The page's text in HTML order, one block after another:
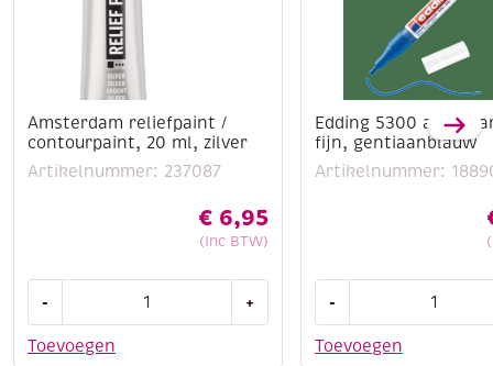
Amsterdam reliefpaint /
contourpaint, 20 ml, zilver
Artikelnummer: 237087
€ 6,95
(Inc BTW)
Toevoegen
-
/
+
Edding 5300
fijn, gentiaanblauw
Artikelnummer:
Toevoegen
-
acrylmarker